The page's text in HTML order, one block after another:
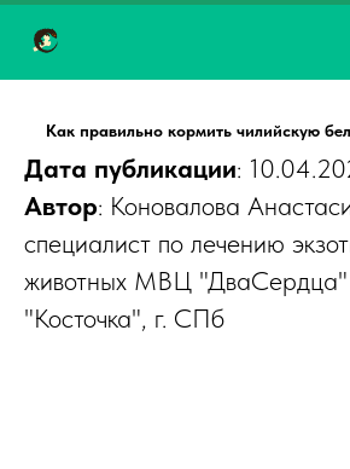
Как правильно кормить чилийскую
Дата публикации:
Автор: Коновалова
специалист по лечению
животных МВЦ
"Косточка", г. СПб